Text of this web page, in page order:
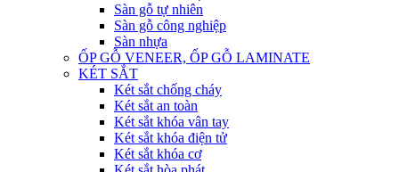
Sàn gỗ tự nhiên
Sàn gỗ công nghiệp
Sàn nhựa
ỐP GỖ VENEER, ỐP GỖ LAMINATE
KÉT SẮT
Két sắt chống cháy
Két sắt an toàn
Két sắt khóa vân tay
Két sắt khóa điện tử
Két sắt khóa cơ